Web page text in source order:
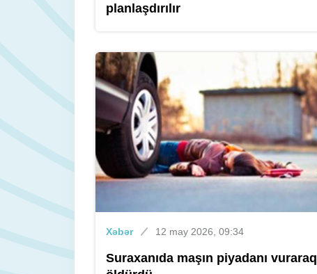
planlaşdırılır
Xəbər 12 may 2026, 09:34
Suraxanıda maşın piyadanı vuraraq